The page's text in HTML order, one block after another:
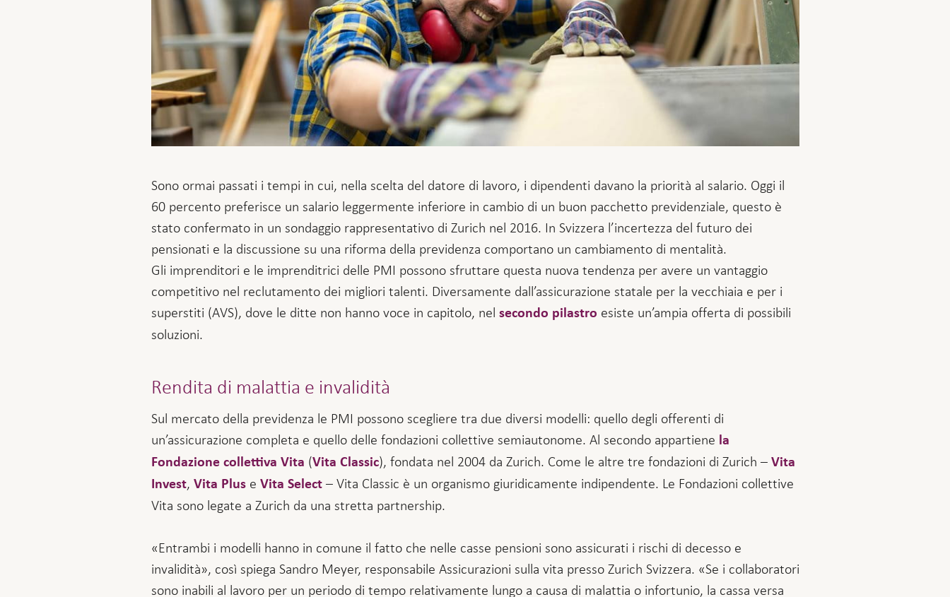
Sono ormai passati i tempi in cui, nella scelta del datore di lavoro, i dipendenti davano la priorità al salario. Oggi il
60 percento preferisce un salario leggermente inferiore in cambio di un buon pacchetto previdenziale, questo è
stato confermato in un sondaggio rappresentativo di Zurich nel 2016. In Svizzera l’incertezza del futuro dei
pensionati e la discussione su una riforma della previdenza comportano un cambiamento di mentalità.
Gli imprenditori e le imprenditrici delle PMI possono sfruttare questa nuova tendenza per avere un vantaggio
competitivo nel reclutamento dei migliori talenti. Diversamente dall’assicurazione statale per la vecchiaia e per i
superstiti (AVS), dove le ditte non hanno voce in capitolo, nel secondo pilastro esiste un’ampia offerta di possibili
soluzioni.
Rendita di malattia e invalidità
Sul mercato della previdenza le PMI possono scegliere tra due diversi modelli: quello degli offerenti di
un’assicurazione completa e quello delle fondazioni collettive semiautonome. Al secondo appartiene la
Fondazione collettiva Vita (Vita Classic), fondata nel 2004 da Zurich. Come le altre tre fondazioni di Zurich – Vita
Invest, Vita Pluse Vita Select– Vita Classic è un organismo giuridicamente indipendente. Le Fondazioni collettive
Vita sono legate a Zurich da una stretta partnership.
«Entrambi i modelli hanno in comune il fatto che nelle casse pensioni sono assicurati i rischi di decesso e
invalidità», così spiega Sandro Meyer, responsabile Assicurazioni sulla vita presso Zurich Svizzera. «Se i collaboratori
sono inabili al lavoro per un periodo di tempo relativamente lungo a causa di malattia o infortunio, la cassa versa